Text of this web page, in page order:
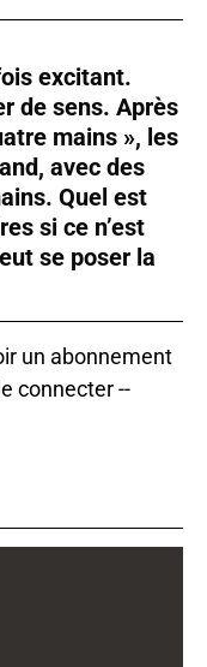
excitant.
de sens. Après
mains », les
avec des
Quel est
si ce n’est
se poser la
un abonnement
connecter--